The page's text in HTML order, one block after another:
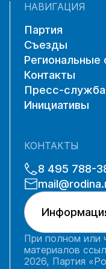
НАВИГАЦИЯ
Партия
Съезды
Региональные
Контакты
Пресс-служба
Инициативы
КОНТАКТЫ
8 495 788-
При полном или
материалов
2026, Партия